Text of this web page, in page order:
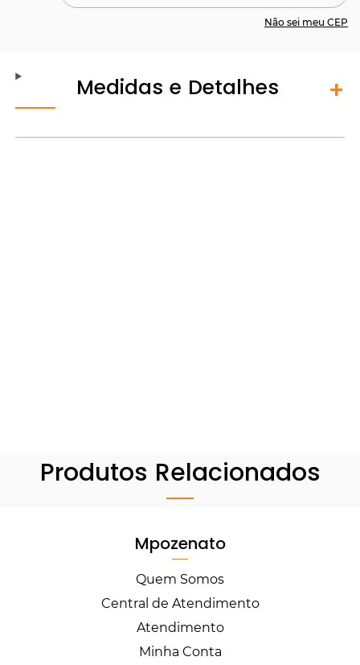
Não sei meu CEP
Medidas e Detalhes
Produtos Relacionados
Mpozenato
Quem Somos
Central de Atendimento
Atendimento
Minha Conta